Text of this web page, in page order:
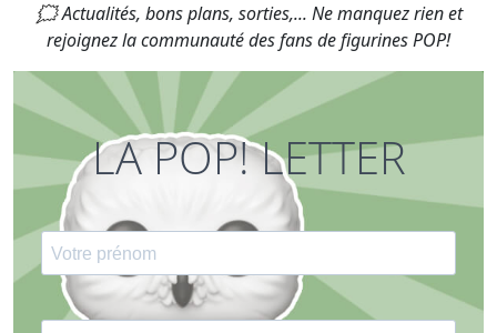
🗯 Actualités, bons plans, sorties,... Ne manquez rien et
rejoignez la communauté des fans de figurines POP!
LA POP! LETTER